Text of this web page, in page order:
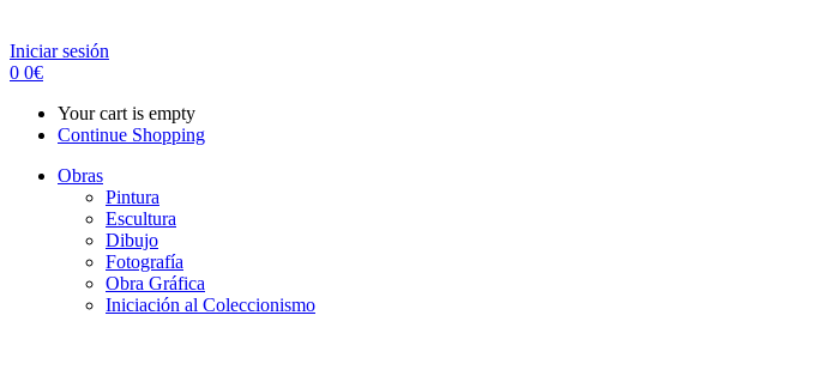
Iniciar sesión
0 0€
Your cart is empty
Continue Shopping
Obras
Pintura
Escultura
Dibujo
Fotografía
Obra Gráfica
Iniciación al Coleccionismo